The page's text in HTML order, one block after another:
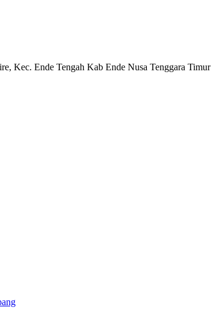
Kec. Ende Tengah Kab Ende Nusa Tenggara Timur